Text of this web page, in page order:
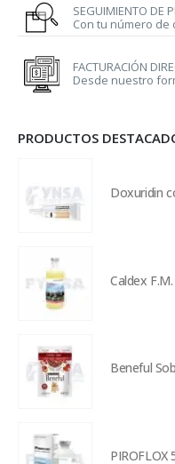
SEGUIMIENTO DE
Con tu número de
FACTURACIÓN
Desde nuestro
PRODUCTOS
Doxuridin
Caldex
PIROFLOX